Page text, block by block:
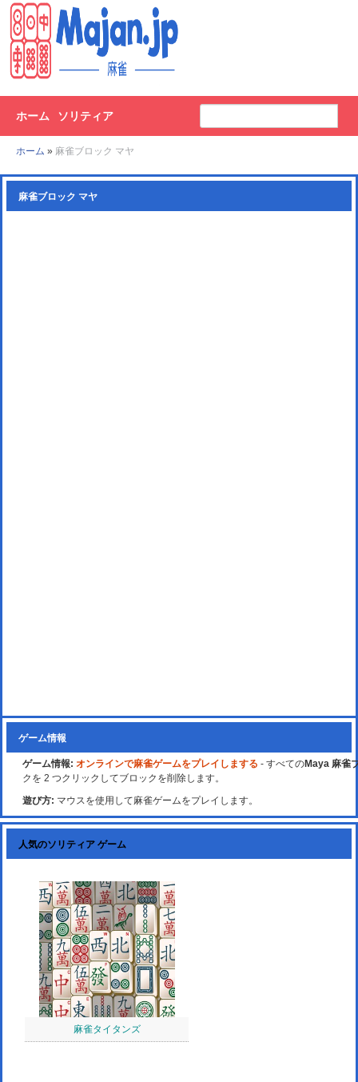
ホーム ソリティア
ホーム » 麻雀ブロック マヤ
麻雀ブロック マヤ
ゲーム情報
ゲーム情報: オンラインで麻雀ゲームをプレイしまする - すべてのMaya 麻雀
クを 2 つクリックしてブロックを削除します。
遊び方: マウスを使用して麻雀ゲームをプレイします。
人気のソリティア ゲーム
麻雀タイタンズ